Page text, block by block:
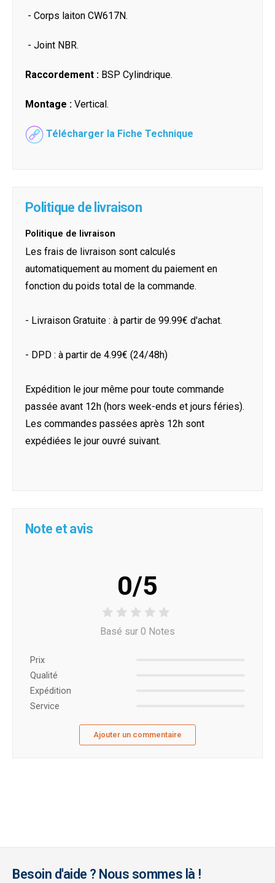
- Corps laiton CW617N.
- Joint NBR.
Raccordement : BSP Cylindrique.
Montage : Vertical.
Télécharger la Fiche Technique
Politique de livraison
Politique de livraison
Les frais de livraison sont calculés
automatiquement au moment du paiement en
fonction du poids total de la commande.
- Livraison Gratuite : à partir de 99.99€ d'achat.
- DPD : à partir de 4.99€ (24/48h)
Expédition le jour même pour toute commande
passée avant 12h (hors week-ends et jours féries).
Les commandes passées après 12h sont
expédiées le jour ouvré suivant.
Note et avis
0/5
Basé sur 0 Notes
Prix ​​
Qualité
Expédition
Service
Ajouter un commentaire
Besoin d'aide ? Nous sommes là !